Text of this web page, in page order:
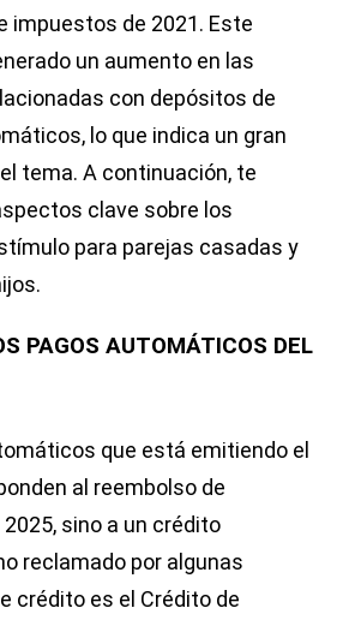
impuestos de 2021. Este
un aumento en las
con depósitos de
lo que indica un gran
tema. A continuación, te
clave sobre los
para parejas casadas y
PAGOS AUTOMÁTICOS DEL
que está emitiendo el
al reembolso de
sino a un crédito
reclamado por algunas
crédito es el Crédito de